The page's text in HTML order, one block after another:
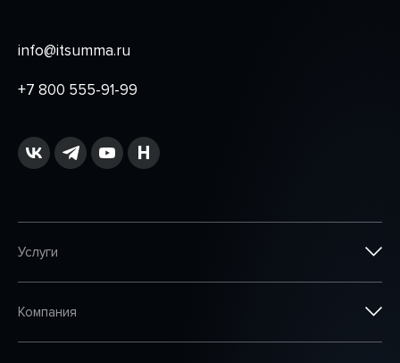
info@itsumma.ru
+7 800 555-91-99
Услуги
Компания